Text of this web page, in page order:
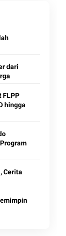
dari
FLPP
hingga
Cerita